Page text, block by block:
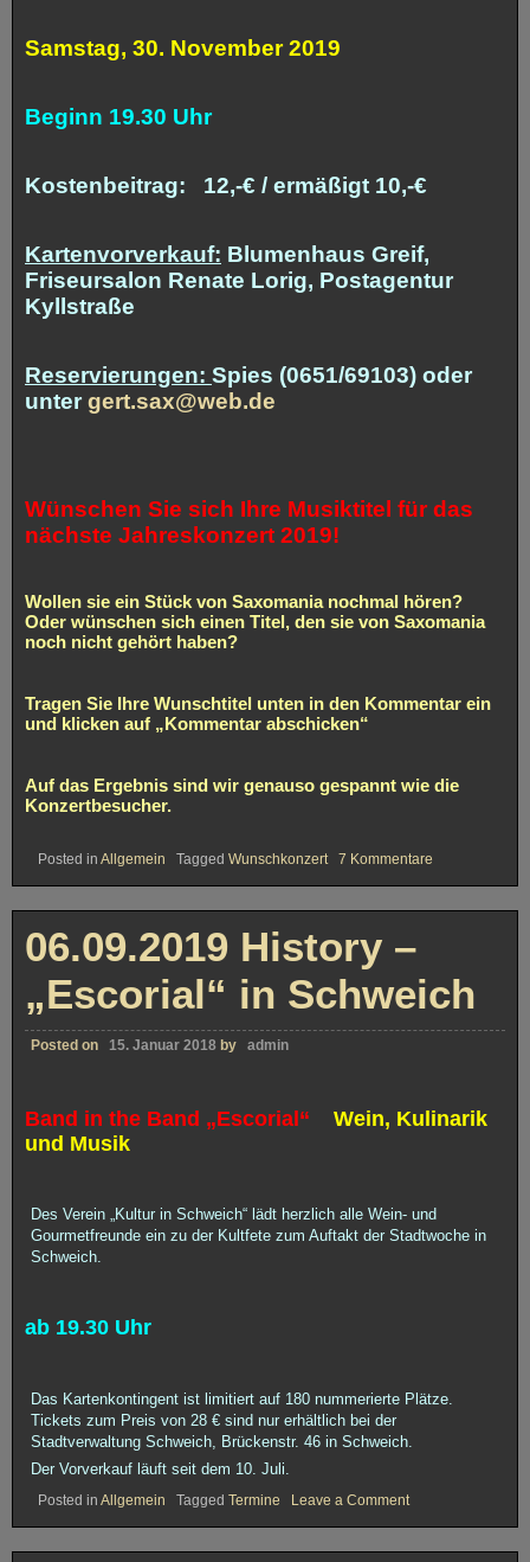
Samstag, 30. November 2019
Beginn 19.30 Uhr
Kostenbeitrag: 12,-€ / ermäßigt 10,-€
Kartenvorverkauf: Blumenhaus Greif,
Friseursalon Renate Lorig, Postagentur
Kyllstraße
Reservierungen: Spies (0651/69103) oder
unter gert.sax@web.de
Wünschen Sie sich Ihre Musiktitel für das
nächste Jahreskonzert 2019!
Wollen sie ein Stück von Saxomania nochmal hören?
Oder wünschen sich einen Titel, den sie von Saxomania
noch nicht gehört haben?
Tragen Sie Ihre Wunschtitel unten in den Kommentar ein
und klicken auf „Kommentar abschicken“
Auf das Ergebnis sind wir genauso gespannt wie die
Konzertbesucher.
Posted in Allgemein Tagged Wunschkonzert 7 Kommentare
History
–
06.09.2019 History –
„Escorial“ in Schweich
Posted on 15. Januar 2018 by admin
Band in the Band „Escorial“ Wein, Kulinarik
und Musik
Des Verein „Kultur in Schweich“ lädt herzlich alle Wein- und
Gourmetfreunde ein zu der Kultfete zum Auftakt der Stadtwoche in
Schweich.
ab 19.30 Uhr
Das Kartenkontingent ist limitiert auf 180 nummerierte Plätze.
Tickets zum Preis von 28 € sind nur erhältlich bei der
Stadtverwaltung Schweich, Brückenstr. 46 in Schweich.
Der Vorverkauf läuft seit dem 10. Juli.
Posted in Allgemein Tagged Termine Leave a Commenton
History
–